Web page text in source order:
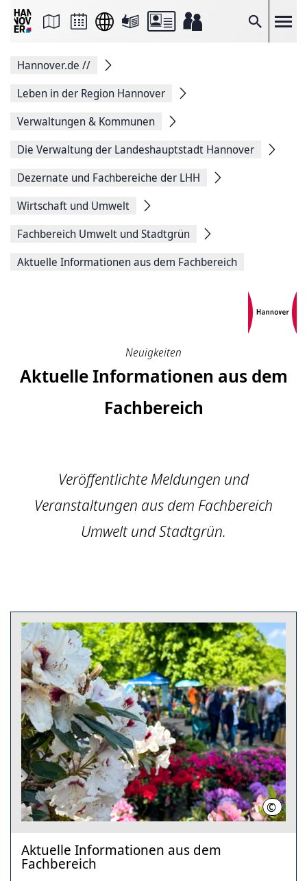
Suche
Seite
Facebook
teilen
Seitenlink
Seite
Hannover.de //
Leben in der Region Hannover
Verwaltungen & Kommunen
Die Verwaltung der Landeshauptstadt Hannover
Dezernate und Fachbereiche der LHH
Wirtschaft und Umwelt
Fachbereich Umwelt und Stadtgrün
Aktuelle Informationen aus dem Fachbereich
Neuigkeiten
Aktuelle Informationen aus dem
Fachbereich
Veröffentlichte Meldungen und
Veranstaltungen aus dem Fachbereich
Umwelt und Stadtgrün.
© LHH /
Aktuelle Informationen aus dem
Fachbereich